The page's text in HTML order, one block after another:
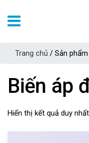
Trang chủ / Sản
Biến áp
Hiển thị kết quả duy nhất